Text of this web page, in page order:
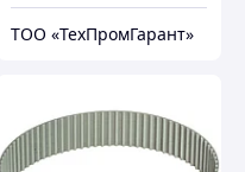
ТОО «ТехПромГарант»